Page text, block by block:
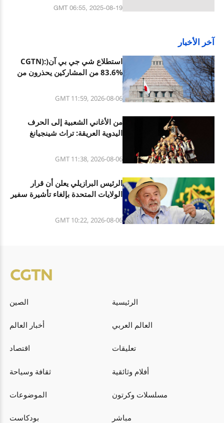
GMT 06:55, 2025-08-19
آخر الأخبار
استطلاع شي جي بي آن(CGTN):
83.6% من المشاركين يحذرون من
تحت الميل العسكري الجديد
GMT 11:59, 2026-08-06
من الأغاني الشعبية إلى الحرف
اليدوية العريقة: تراث شينجيانغ
GMT 11:38, 2026-08-06
الرئيس البرازيلي يعلن أن قرار
الولايات المتحدة بإلغاء تأشيرة سفير
GMT 10:22, 2026-08-06
الصين الرئيسية
أخبار العالم العالم العربي
اقتصاد تعليقات
ثقافة وسياحة أفلام وثائقية
الموضوعات مسلسلات وكرتون
بودكاست مباشر